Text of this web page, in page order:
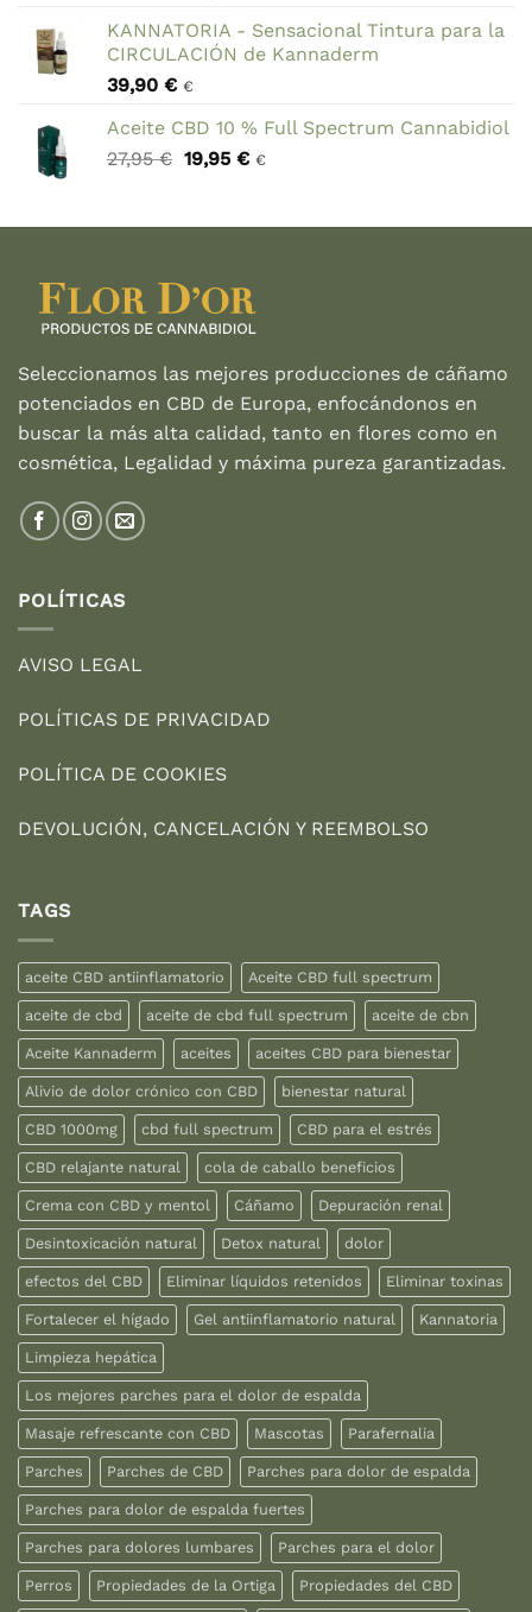
original
era:
24,30 €.
actual
es:
KANNATORIA - Sensacional Tintura para la
CIRCULACIÓN de Kannaderm
39,90 € €
Aceite CBD 10 % Full Spectrum Cannabidiol
27,95€ El
era:
19,95 €El
es:
€
Seleccionamos las mejores producciones de cáñamo
potenciados en CBD de Europa, enfocándonos en
buscar la más alta calidad, tanto en flores como en
cosmética, Legalidad y máxima pureza garantizadas.
POLÍTICAS
AVISO LEGAL
POLÍTICAS DE PRIVACIDAD
POLÍTICA DE COOKIES
DEVOLUCIÓN, CANCELACIÓN Y REEMBOLSO
TAGS
aceite CBD antiinflamatorio Aceite CBD full spectrum
aceite de cbd aceite de cbd full spectrum aceite de cbn
Aceite Kannaderm aceites aceites CBD para bienestar
Alivio de dolor crónico con CBD bienestar natural
CBD 1000mg cbd full spectrum CBD para el estrés
CBD relajante natural cola de caballo beneficios
Crema con CBD y mentol Cáñamo Depuración renal
Desintoxicación natural Detox natural dolor
efectos del CBD Eliminar líquidos retenidos Eliminar toxinas
Fortalecer el hígado Gel antiinflamatorio natural Kannatoria
Limpieza hepática
Los mejores parches para el dolor de espalda
Masaje refrescante con CBD Mascotas Parafernalia
Parches Parches de CBD Parches para dolor de espalda
Parches para dolor de espalda fuertes
Parches para dolores lumbares Parches para el dolor
Perros Propiedades de la Ortiga Propiedades del CBD